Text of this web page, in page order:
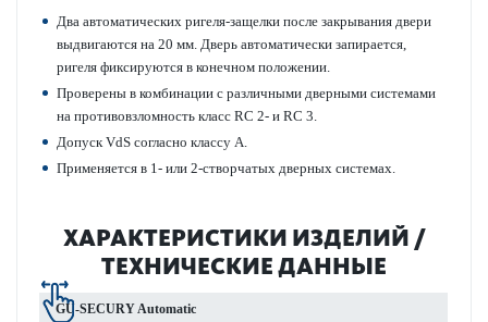
Два автоматических ригеля-защелки после закрывания двери
выдвигаются на 20 мм. Дверь автоматически запирается,
ригеля фиксируются в конечном положении.
Проверены в комбинации с различными дверными системами
на противовзломность класс RC 2- и RC 3.
Допуск VdS согласно классу А.
Применяется в 1- или 2-створчатых дверных системах.
ХАРАКТЕРИСТИКИ ИЗДЕЛИЙ /
ТЕХНИЧЕСКИЕ ДАННЫЕ
GU-SECURY Automatic